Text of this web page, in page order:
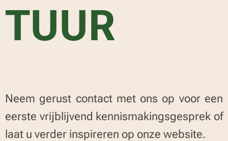
TUUR
Neem gerust contact met ons op voor een
eerste vrijblijvend kennismakingsgesprek of
laat u verder inspireren op onze website.